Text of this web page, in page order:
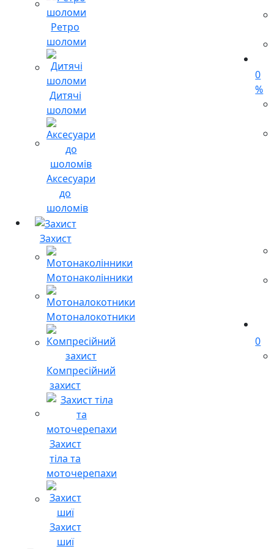
Ретро
шоломи
Дитячі
шоломи
Аксесуари
до
шоломів
Захист
Мотонаколінники
Мотоналокотники
Компресійний
захист
Захист
тіла та
моточерепахи
Захист
шиї
0
%
0